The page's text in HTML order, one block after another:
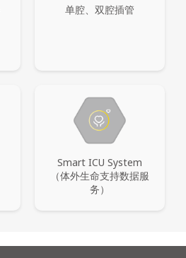
单腔、双腔插管
Smart ICU System
（体外生命支持数据服
务）